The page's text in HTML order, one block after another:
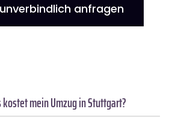
anfragen
kostet mein Umzug in Stuttgart?